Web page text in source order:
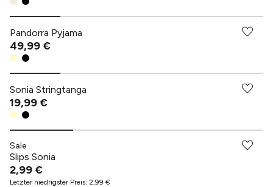
Pandorra Pyjama
49,99 €
Sonia Stringtanga
19,99 €
Sale
Slips Sonia
2,99 €
Letzter niedrigster Preis: 2,99 €